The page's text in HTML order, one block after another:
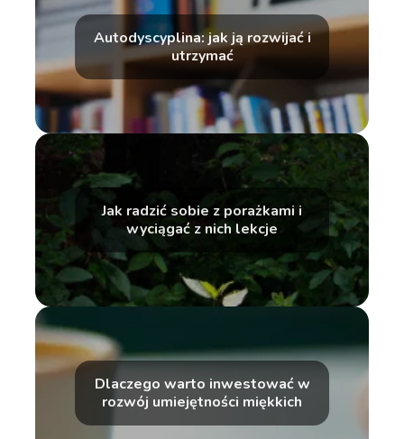
Autodyscyplina: jak ją rozwijać i
utrzymać
Jak radzić sobie z porażkami i
wyciągać z nich lekcje
Dlaczego warto inwestować w
rozwój umiejętności miękkich